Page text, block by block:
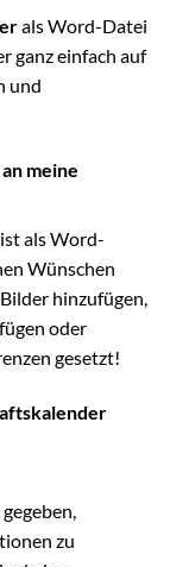
als Word-Datei
ganz einfach auf
und
meine
ist als Word-
Wünschen
hinzufügen,
oder
gesetzt!
zu